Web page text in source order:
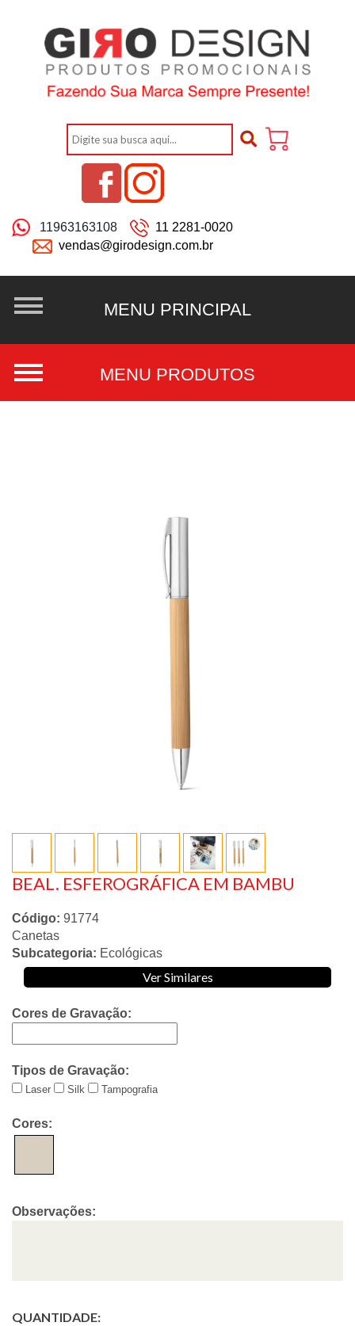
11963163108
11 2281-0020
vendas@girodesign.com.br
BEAL. ESFEROGRÁFICA EM BAMBU
Código: 91774
Canetas
Subcategoria: Ecológicas
Ver Similares
Cores de Gravação:
Tipos de Gravação:
Laser Silk Tampografia
Cores:
Observações:
QUANTIDADE: